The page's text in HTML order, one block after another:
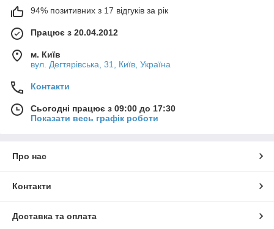
94% позитивних з 17 відгуків за рік
Працює з 20.04.2012
м. Київ
вул. Дегтярівська, 31, Київ, Україна
Контакти
Сьогодні працює з 09:00 до 17:30
Показати весь графік роботи
Про нас
Контакти
Доставка та оплата